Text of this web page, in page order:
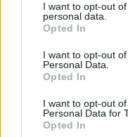
not limited to your visit
grant or deny consent
use your data for
consent section.
I want to opt-out
personal data.
Opted In
I want to opt-out
Personal Data.
Opted In
I want to opt-out
Personal Data for
Opted In